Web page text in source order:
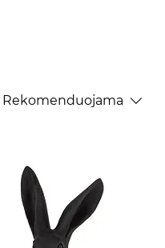
Rekomenduojama